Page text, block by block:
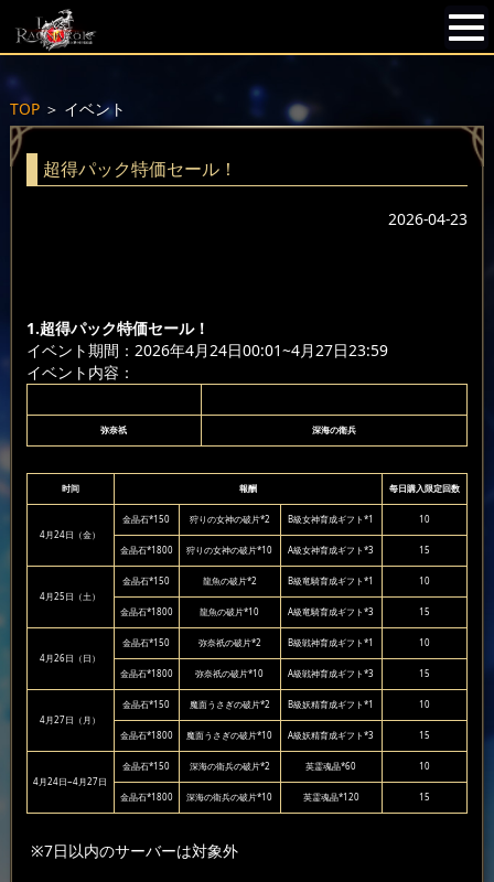
TOP＞ イベント
超得パック特価セール！
2026-04-23
1.超得パック特価セール！
イベント期間：2026年4月24日00:01~4月27日23:59
イベント内容：
弥奈祇 深海の衛兵
时间 報酬 每日購入限定回数
4月24日（金）
金晶石*150 狩りの女神の破片*2 B級女神育成ギフト*1 10
金晶石*1800 狩りの女神の破片*10 A級女神育成ギフト*3 15
4月25日（土）
金晶石*150 龍魚の破片*2 B級竜騎育成ギフト*1 10
金晶石*1800 龍魚の破片*10 A級竜騎育成ギフト*3 15
4月26日（日）
金晶石*150 弥奈祇の破片*2 B級戦神育成ギフト*1 10
金晶石*1800 弥奈祇の破片*10 A級戦神育成ギフト*3 15
4月27日（月）
金晶石*150 魔面うさぎの破片*2 B級妖精育成ギフト*1 10
金晶石*1800 魔面うさぎの破片*10 A級妖精育成ギフト*3 15
4月24日~4月27日
金晶石*150 深海の衛兵の破片*2 英霊魂晶*60 10
金晶石*1800 深海の衛兵の破片*10 英霊魂晶*120 15
※7日以内のサーバーは対象外